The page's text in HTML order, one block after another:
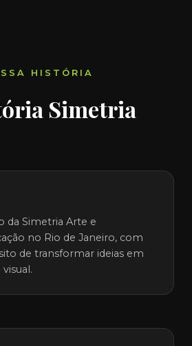
HISTÓRIA
Simetria
da Simetria Arte e
no Rio de Janeiro, com
de transformar ideias em